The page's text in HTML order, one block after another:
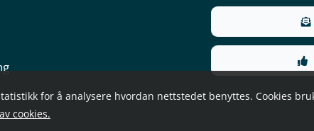
for å analysere hvordan nettstedet benyttes. Cookies
cookies.